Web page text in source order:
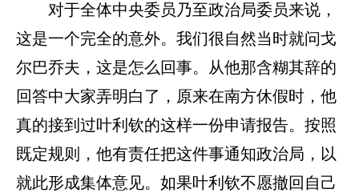
对于全体中央委员乃至政治局委员来说，
这是一个完全的意外。我们很自然当时就问戈
尔巴乔夫，这是怎么回事。从他那含糊其辞的
回答中大家弄明白了，原来在南方休假时，他
真的接到过叶利钦的这样一份申请报告。按照
既定规则，他有责任把这件事通知政治局，以
就此形成集体意见。如果叶利钦不愿撤回自己